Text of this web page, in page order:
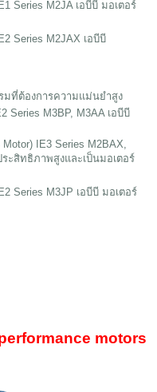
Series M2JA เอบีบี มอเตอร์
Series M2JAX เอบีบี
มที่ต้องการความแม่นยำสูง
Series M3BP, M3AA เอบีบี
IE3 Series M2BAX,
ระสิทธิภาพสูงและเป็นมอเตอร์
Series M3JP เอบีบี มอเตอร์
motors